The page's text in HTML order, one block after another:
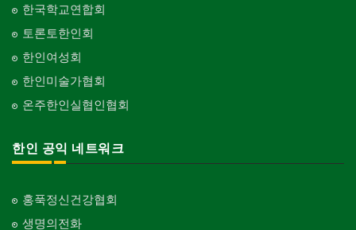
한국학교연합회
토론토한인회
한인여성회
한인미술가협회
온주한인실협인협회
한인 공익 네트워크
홍푹정신건강협회
생명의전화